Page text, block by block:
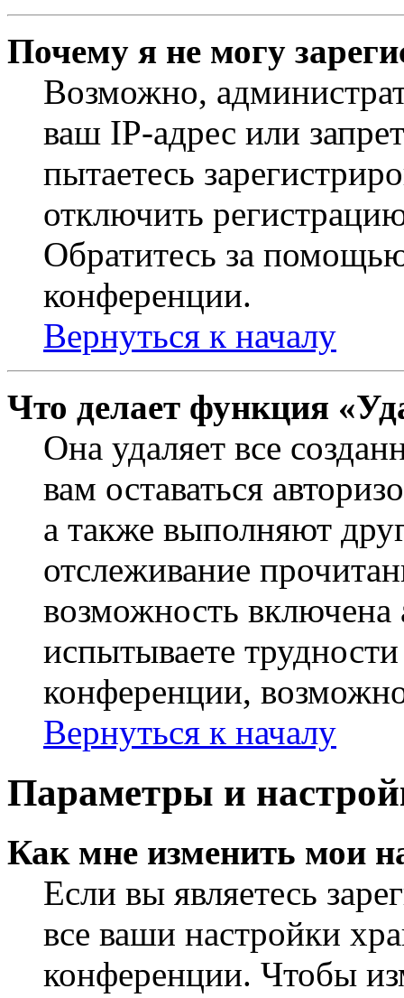
Почему я не могу
Возможно,
ваш IP-адрес или
пытаетесь
отключить
Обратитесь за
конференции.
Вернуться к началу
Что делает функция
Она удаляет все
вам оставаться
а также выполняют
отслеживание
возможность
испытываете
конференции,
Вернуться к началу
Параметры и
Как мне изменить мои
Если вы являетесь
все ваши настройки
конференции. Чтобы